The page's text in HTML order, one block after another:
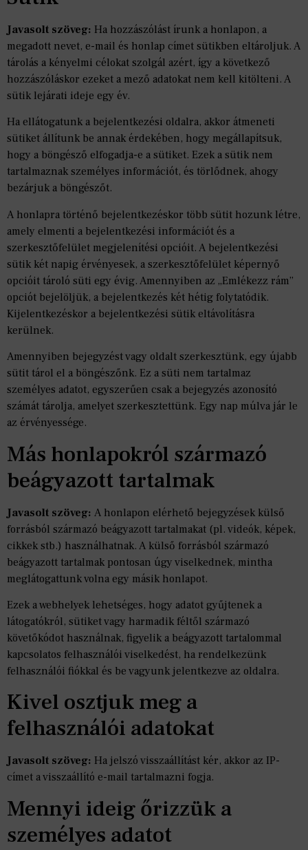
Javasolt szöveg: Ha hozzászólást írunk a honlapon, a
megadott nevet, e-mail és honlap címet sütikben eltároljuk. A
tárolás a kényelmi célokat szolgál azért, így a következő
hozzászóláskor ezeket a mező adatokat nem kell kitölteni. A
sütik lejárati ideje egy év.
Ha ellátogatunk a bejelentkezési oldalra, akkor átmeneti
sütiket állítunk be annak érdekében, hogy megállapítsuk,
hogy a böngésző elfogadja-e a sütiket. Ezek a sütik nem
tartalmaznak személyes információt, és törlődnek, ahogy
bezárjuk a böngészőt.
A honlapra történő bejelentkezéskor több sütit hozunk létre,
amely elmenti a bejelentkezési információt és a
szerkesztőfelület megjelenítési opcióit. A bejelentkezési
sütik két napig érvényesek, a szerkesztőfelület képernyő
opcióit tároló süti egy évig. Amennyiben az „Emlékezz rám”
opciót bejelöljük, a bejelentkezés két hétig folytatódik.
Kijelentkezéskor a bejelentkezési sütik eltávolításra
kerülnek.
Amennyiben bejegyzést vagy oldalt szerkesztünk, egy újabb
sütit tárol el a böngészőnk. Ez a süti nem tartalmaz
személyes adatot, egyszerűen csak a bejegyzés azonosító
számát tárolja, amelyet szerkesztettünk. Egy nap múlva jár le
az érvényessége.
Más honlapokról származó
beágyazott tartalmak
Javasolt szöveg: A honlapon elérhető bejegyzések külső
forrásból származó beágyazott tartalmakat (pl. videók, képek,
cikkek stb.) használhatnak. A külső forrásból származó
beágyazott tartalmak pontosan úgy viselkednek, mintha
meglátogattunk volna egy másik honlapot.
Ezek a webhelyek lehetséges, hogy adatot gyűjtenek a
látogatókról, sütiket vagy harmadik féltől származó
követőkódot használnak, figyelik a beágyazott tartalommal
kapcsolatos felhasználói viselkedést, ha rendelkezünk
felhasználói fiókkal és be vagyunk jelentkezve az oldalra.
Kivel osztjuk meg a
felhasználói adatokat
Javasolt szöveg: Ha jelszó visszaállítást kér, akkor az IP-
címet a visszaállító e-mail tartalmazni fogja.
Mennyi ideig őrizzük a
személyes adatot